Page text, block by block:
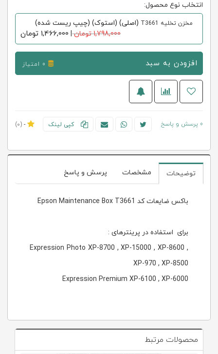
انتخاب نوع محصول:
مخزن تخلیه T3661
(اصلی) (استوک) (چیپ ریست شده)
1,798,000 تومان
|
1,466,000 تومان
افزودن به سبد
0 پرسش و پاسخ کپی لینک -
(0)
توضیحات مشخصات پرسش و پاسخ
باکس ضایعات کد Epson Maintenance Box T3661
برای استفاده در پرینترهای :
Expression Photo XP-8700 , XP-15000 , XP-8600 ,
XP-970 , XP-8500
Expression Premium XP-6100 , XP-6000
محصولات مرتبط